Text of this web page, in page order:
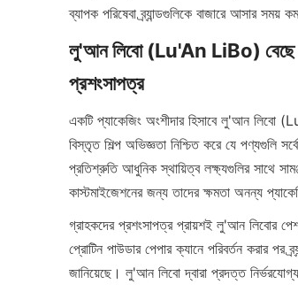
ব্যাপক পরিষেবা ব্র্যান্ডগুলিকে বাজারে আসার
লু'আন লিবো (Lu'An LiBo) বেছে
একটি প্যাকেজিং অংশীদার হিসাবে লু'আন লিবো
বিস্তৃত শিল্প অভিজ্ঞতা নিশ্চিত করে যে পণ্যগুলি
প্রতিশ্রুতি আধুনিক স্থায়িত্ব লক্ষ্যগুলির সাথে
কাস্টমাইজেশনের জন্য তাদের ক্ষমতা অনন্য
গ্রাহকদের প্রশংসাপত্র প্রায়শই লু'আন লিবোর
প্রোটিন পাউডার পেপার ক্যানে পরিবর্তন করার
জানিয়েছে। লু'আন লিবো দ্বারা প্রদত্ত